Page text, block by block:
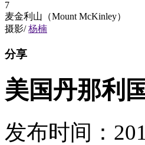
7
麦金利山（Mount McKinley）
摄影/杨楠
分享
美国丹那利
发布时间：